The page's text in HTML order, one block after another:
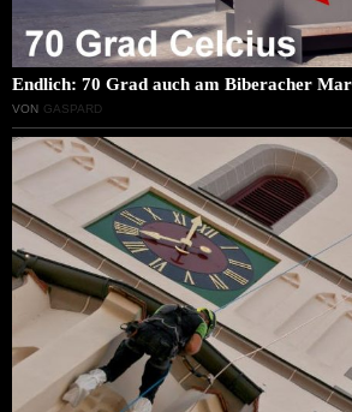
Endlich: 70 Grad auch am Biberacher
VON GASPARD